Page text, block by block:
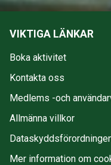
VIKTIGA LÄNKAR
Boka aktivitet
Kontakta oss
Medlems -och
Allmänna villkor
Mer information om